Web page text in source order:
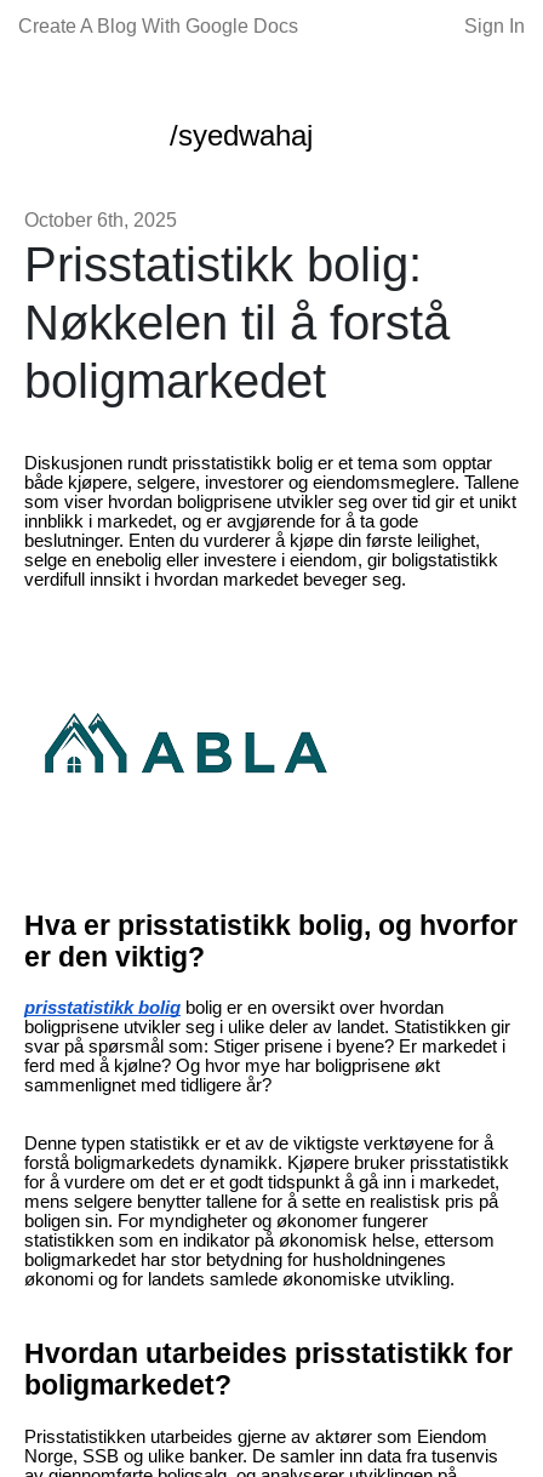
Create A Blog With Google Docs Sign In
/syedwahaj
October 6th, 2025
Prisstatistikk bolig:
Nøkkelen til å forstå
boligmarkedet
Diskusjonen rundt prisstatistikk bolig er et tema som opptar
både kjøpere, selgere, investorer og eiendomsmeglere. Tallene
som viser hvordan boligprisene utvikler seg over tid gir et unikt
innblikk i markedet, og er avgjørende for å ta gode
beslutninger. Enten du vurderer å kjøpe din første leilighet,
selge en enebolig eller investere i eiendom, gir boligstatistikk
verdifull innsikt i hvordan markedet beveger seg.
Hva er prisstatistikk bolig, og hvorfor
er den viktig?
prisstatistikk bolig bolig er en oversikt over hvordan
boligprisene utvikler seg i ulike deler av landet. Statistikken gir
svar på spørsmål som: Stiger prisene i byene? Er markedet i
ferd med å kjølne? Og hvor mye har boligprisene økt
sammenlignet med tidligere år?
Denne typen statistikk er et av de viktigste verktøyene for å
forstå boligmarkedets dynamikk. Kjøpere bruker prisstatistikk
for å vurdere om det er et godt tidspunkt å gå inn i markedet,
mens selgere benytter tallene for å sette en realistisk pris på
boligen sin. For myndigheter og økonomer fungerer
statistikken som en indikator på økonomisk helse, ettersom
boligmarkedet har stor betydning for husholdningenes
økonomi og for landets samlede økonomiske utvikling.
Hvordan utarbeides prisstatistikk for
boligmarkedet?
Prisstatistikken utarbeides gjerne av aktører som Eiendom
Norge, SSB og ulike banker. De samler inn data fra tusenvis